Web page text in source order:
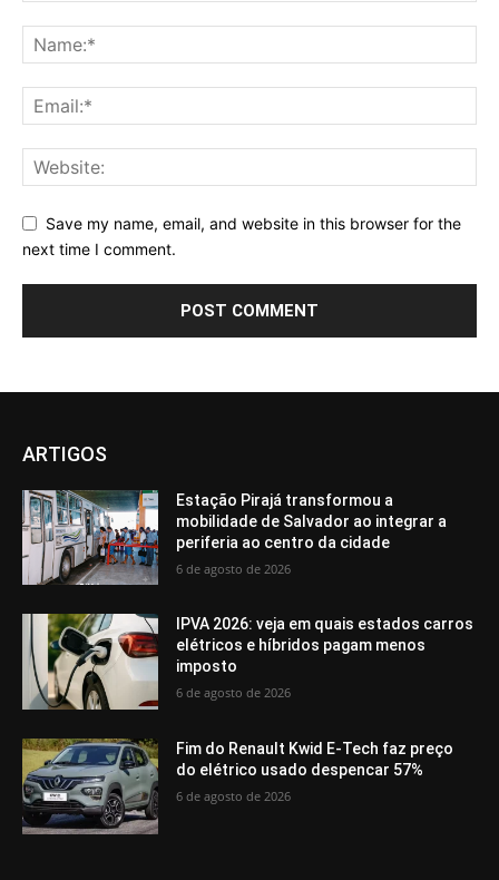
Save my name, email, and website in this browser for the
next time I comment.
ARTIGOS
Estação Pirajá transformou a
mobilidade de Salvador ao integrar a
periferia ao centro da cidade
6 de agosto de 2026
IPVA 2026: veja em quais estados carros
elétricos e híbridos pagam menos
imposto
6 de agosto de 2026
Fim do Renault Kwid E-Tech faz preço
do elétrico usado despencar 57%
6 de agosto de 2026